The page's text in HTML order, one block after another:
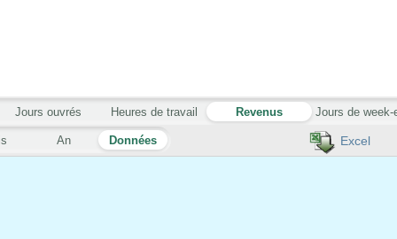
Excel
An Données
Jours ouvrés Heures de travail Revenus Jours de week-